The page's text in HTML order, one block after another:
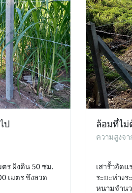
ป
ตร ฝังดิน 50 ซม.
เมตร ขึงลวด
ล้อมที่ไม่
ความสูงจ
เสารั้วอัดแ
ระยะห่างร
หนามจำน